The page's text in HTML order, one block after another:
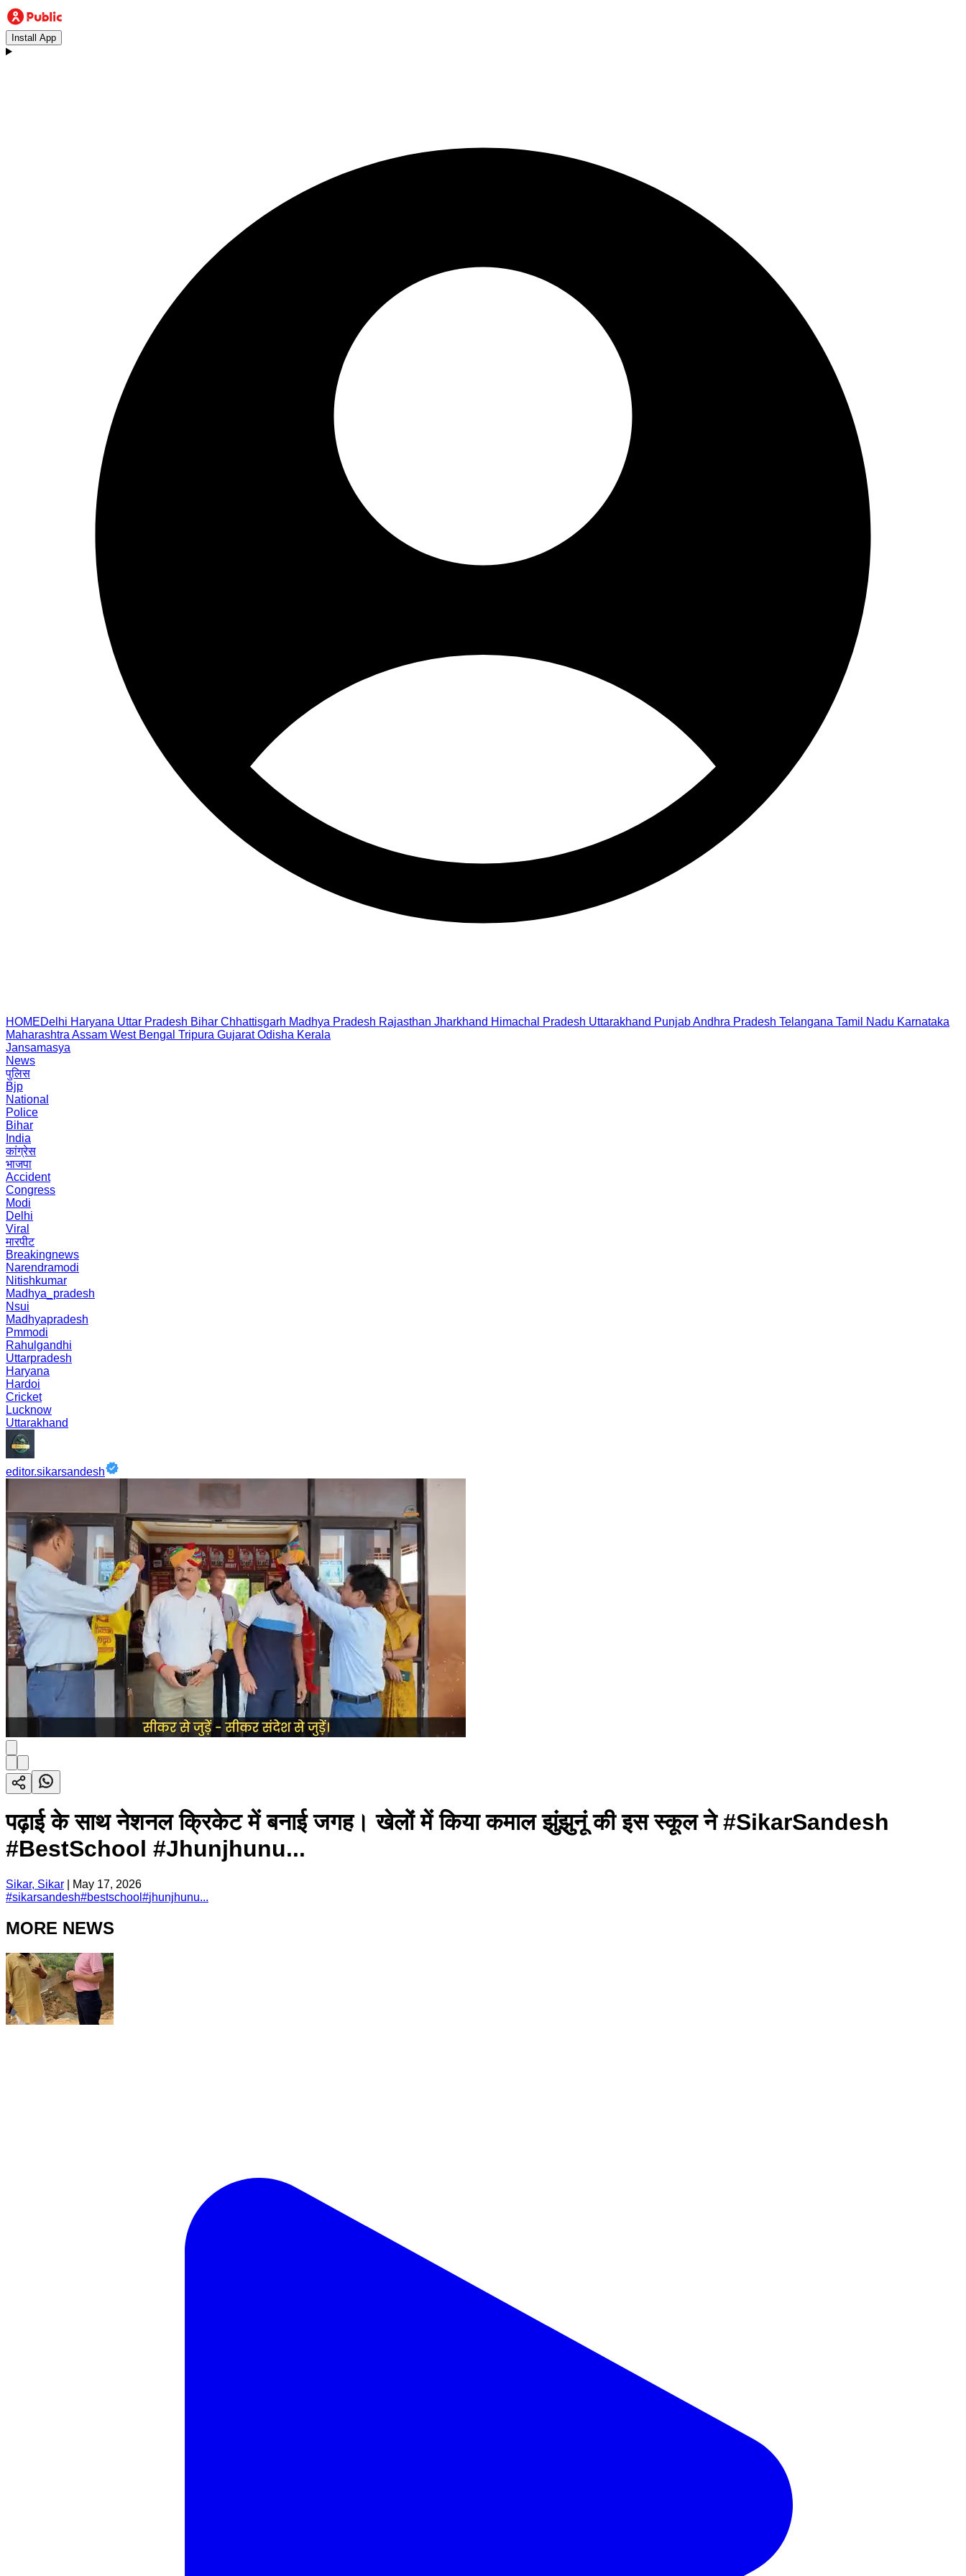
Install App
HOMEDelhi Haryana Uttar Pradesh Bihar Chhattisgarh Madhya Pradesh Rajasthan Jharkhand Himachal Pradesh Uttarakhand PunjabAndhra Pradesh Telangana Tamil Nadu Karnataka
Maharashtra Assam West Bengal Tripura Gujarat Odisha Kerala
Jansamasya
News
पुलिस
Bjp
National
Police
Bihar
India
कांग्रेस
भाजपा
Accident
Congress
Modi
Delhi
Viral
मारपीट
Breakingnews
Narendramodi
Nitishkumar
Madhya_pradesh
Nsui
Madhyapradesh
Pmmodi
Rahulgandhi
Uttarpradesh
Haryana
Hardoi
Cricket
Lucknow
Uttarakhand
editor.sikarsandesh
पढ़ाई के साथ नेशनल क्रिकेट में बनाई जगह। खेलों में किया कमाल झुंझुनूं की इस स्कूल ने #SikarSandesh
#BestSchool #Jhunjhunu...
Sikar, Sikar
May 17, 2026
#sikarsandesh#bestschool #jhunjhunu...
MORE NEWS